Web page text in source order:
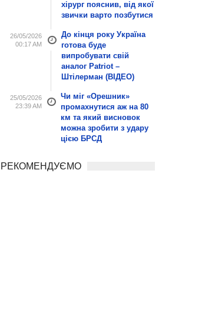
хірург пояснив, від якої
звички варто позбутися
26/05/2026
00:17 AM
До кінця року Україна
готова буде
випробувати свій
аналог Patriot –
Штілерман (ВІДЕО)
25/05/2026
23:39 AM
Чи міг «Орешник»
промахнутися аж на 80
км та який висновок
можна зробити з удару
цією БРСД
РЕКОМЕНДУЄМО